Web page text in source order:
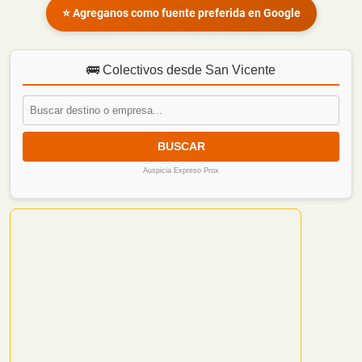
⭐ Agreganos como fuente preferida en Google
🚌 Colectivos desde San Vicente
BUSCAR
Auspicia Expreso Prox